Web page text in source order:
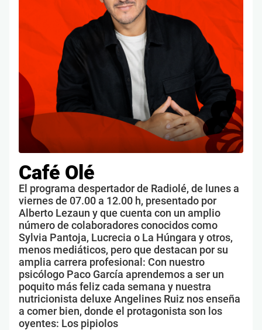
Café Olé
El programa despertador de Radiolé, de lunes a
viernes de 07.00 a 12.00 h, presentado por
Alberto Lezaun y que cuenta con un amplio
número de colaboradores conocidos como
Sylvia Pantoja, Lucrecia o La Húngara y otros,
menos mediáticos, pero que destacan por su
amplia carrera profesional: Con nuestro
psicólogo Paco García aprendemos a ser un
poquito más feliz cada semana y nuestra
nutricionista deluxe Angelines Ruiz nos enseña
a comer bien, donde el protagonista son los
oyentes: Los pipiolos